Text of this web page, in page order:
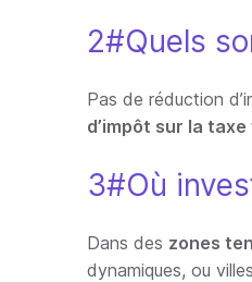
2#Quels
Pas de réduction
d’impôt sur la
3#Où
Dans des zones
dynamiques, ou